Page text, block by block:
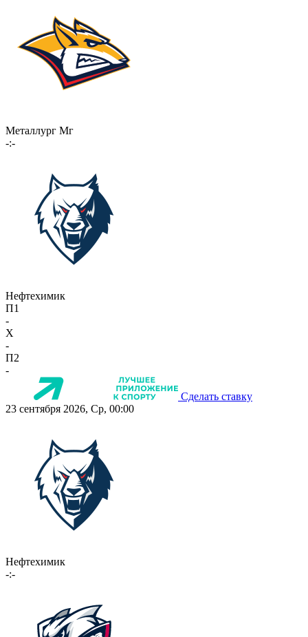
Металлург Мг
-:-
Нефтехимик
П1
-
X
-
П2
-
Сделать ставку
23 сентября 2026, Ср, 00:00
Нефтехимик
-:-